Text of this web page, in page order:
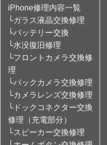
iPhone修理内容一覧
└ガラス液晶交換修理
└バッテリー交換
└水没復旧修理
└フロントカメラ交換修
理
└バックカメラ交換修理
└カメラレンズ交換修理
└ドックコネクター交換
修理（充電部分）
└スピーカー交換修理